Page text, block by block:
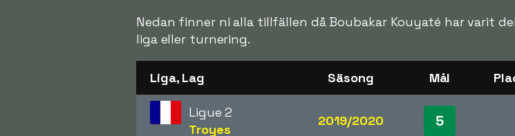
Nedan finner ni alla tillfällen då Boubakar Kouyaté har varit
liga eller turnering.
Liga, Lag Säsong Mål
Ligue 2
Troyes
2019/2020 5